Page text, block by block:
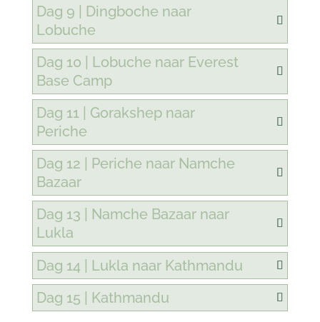
Dag 9 | Dingboche naar
Lobuche
Dag 10 | Lobuche naar Everest
Base Camp
Dag 11 | Gorakshep naar
Periche
Dag 12 | Periche naar Namche
Bazaar
Dag 13 | Namche Bazaar naar
Lukla
Dag 14 | Lukla naar Kathmandu
Dag 15 | Kathmandu